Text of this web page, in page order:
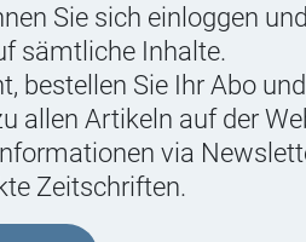
Sie sich einloggen
sämtliche Inhalte.
bestellen Sie Ihr Abo
allen Artikeln auf der
via
Zeitschriften.